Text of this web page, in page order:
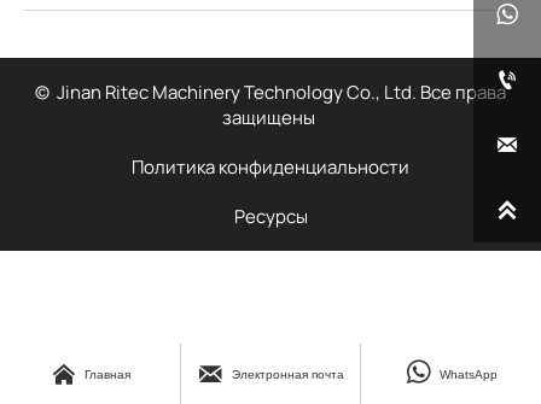
© Jinan Ritec Machinery Technology Co., Ltd. Все права
защищены
Политика конфиденциальности
Ресурсы
 Главная  Электронная почта  WhatsApp



